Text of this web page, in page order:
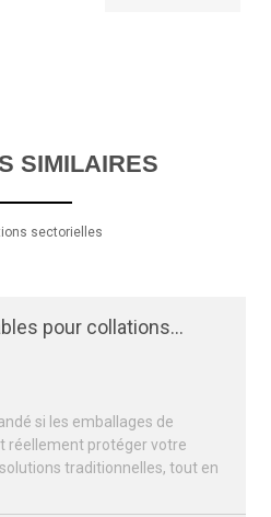
SIMILAIRES
sectorielles
pour collations
produits ?
si les emballages de
réellement protéger votre
traditionnelles, tout en